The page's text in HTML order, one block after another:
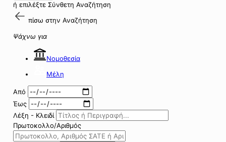
ή επιλέξτε Σύνθετη Αναζήτηση
πίσω στην Αναζήτηση
Ψάχνω για
Νομοθεσία
Μέλη
Από
Έως
Λέξη - Κλειδί
Πρωτοκολλο/Αριθμός